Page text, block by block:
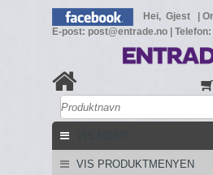
Hei, Gjest
E-post: post@entrade.no
VIS PRODUKTMENYEN